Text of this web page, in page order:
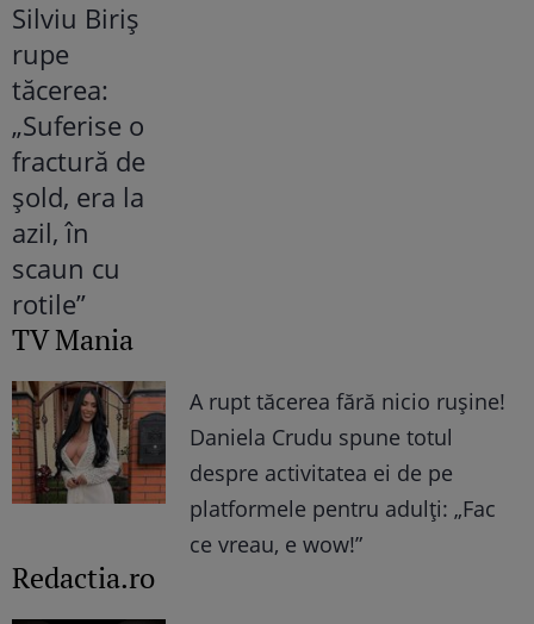
TV Mania
A rupt tăcerea fără nicio rușine!
Daniela Crudu spune totul
despre activitatea ei de pe
platformele pentru adulți: „Fac
ce vreau, e wow!”
Redactia.ro